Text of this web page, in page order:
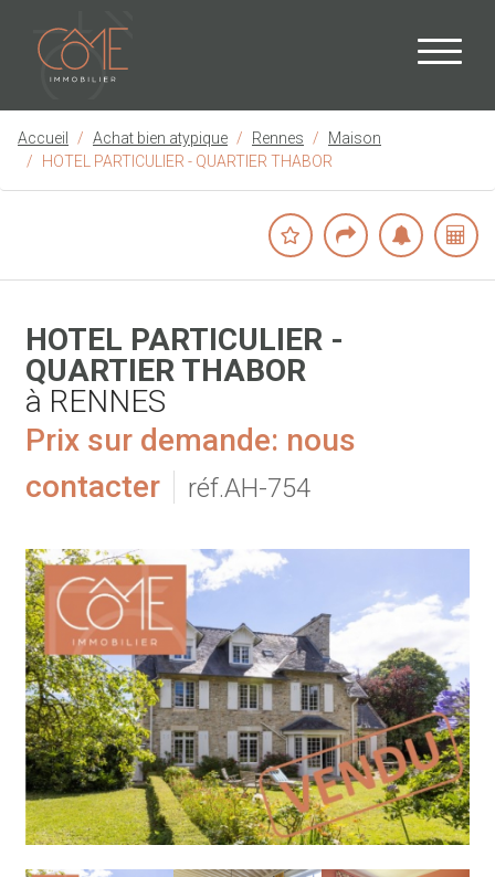
Accueil Achat bien atypique Rennes
Maison
HOTEL PARTICULIER - QUARTIER THABOR
HOTEL PARTICULIER -
QUARTIER THABOR
à RENNES
Prix sur demande: nous
contacter
réf.AH-754